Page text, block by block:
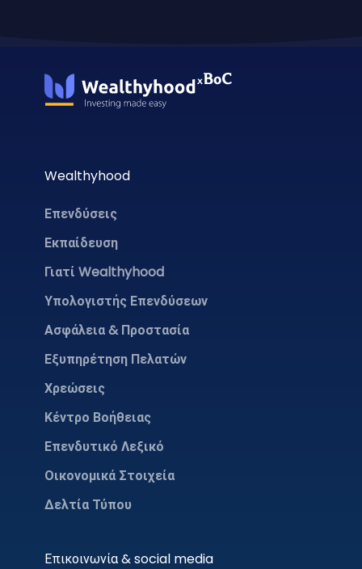
Wealthyhood
Επενδύσεις
Εκπαίδευση
Γιατί Wealthyhood
Υπολογιστής Επενδύσεων
Ασφάλεια & Προστασία
Εξυπηρέτηση Πελατών
Χρεώσεις
Κέντρο Βοήθειας
Επενδυτικό Λεξικό
Οικονομικά Στοιχεία
Δελτία Τύπου
Επικοινωνία & social media